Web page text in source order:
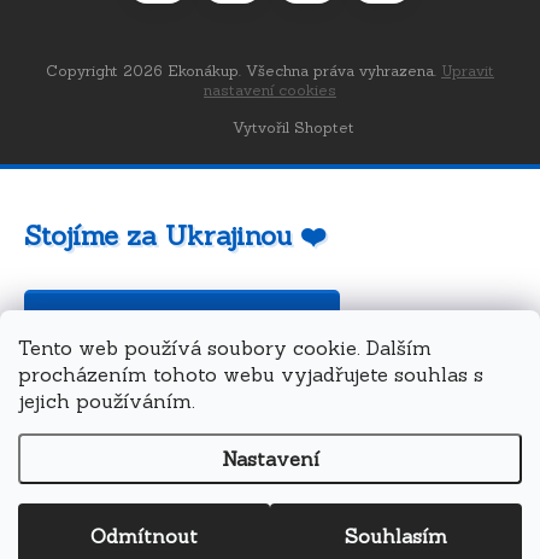
Tento web používá soubory cookie. Dalším
procházením tohoto webu vyjadřujete souhlas s
jejich používáním.
Nastavení
Odmítnout Souhlasím
Vytvořil Shoptet
Copyright 2026 Ekonákup. Všechna práva vyhrazena. Upravit
nastavení cookies
Stojíme za Ukrajinou ❤️